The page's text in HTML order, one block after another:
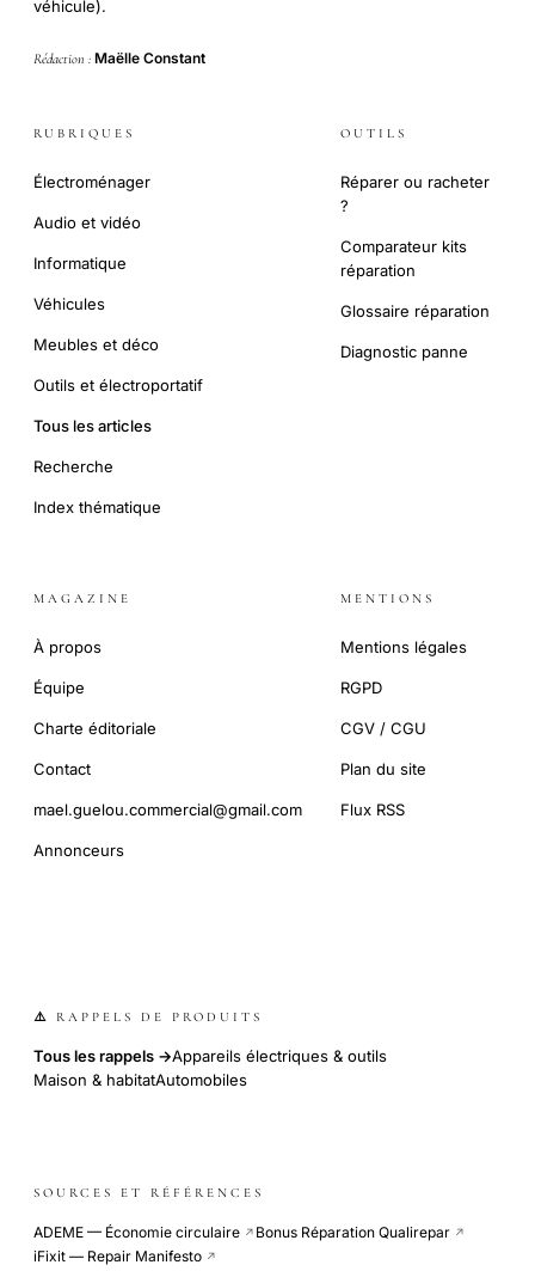
véhicule).
Rédaction : Maëlle Constant
RUBRIQUES
Électroménager
Audio et vidéo
Informatique
Véhicules
Meubles et déco
Outils et électroportatif
Tous les articles
Recherche
Index thématique
OUTILS
Réparer ou racheter
?
Comparateur kits
réparation
Glossaire réparation
Diagnostic panne
MAGAZINE
À propos
Équipe
Charte éditoriale
Contact
mael.guelou.commercial@gmail.com
Annonceurs
MENTIONS
Mentions légales
RGPD
CGV / CGU
Plan du site
Flux RSS
⚠️ RAPPELS DE PRODUITS
Tous les rappels →Appareils électriques & outils
Maison & habitatAutomobiles
SOURCES ET RÉFÉRENCES
ADEME — Économie circulaire ↗ Bonus Réparation Qualirepar ↗
iFixit — Repair Manifesto ↗